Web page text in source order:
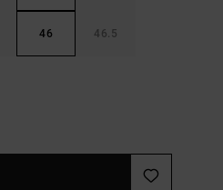
46 46.5